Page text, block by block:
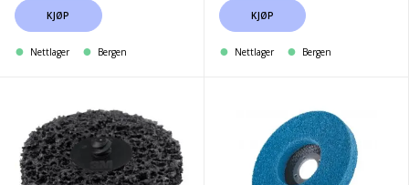
KJØP
Nettlager Bergen
KJØP
Nettlager Bergen
18350
Clean
&
Vortex
Rapid